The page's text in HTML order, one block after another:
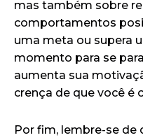
mas também sobre
comportamentos
uma meta ou supera
momento para se
aumenta sua
crença de que você é
Por fim, lembre-se de